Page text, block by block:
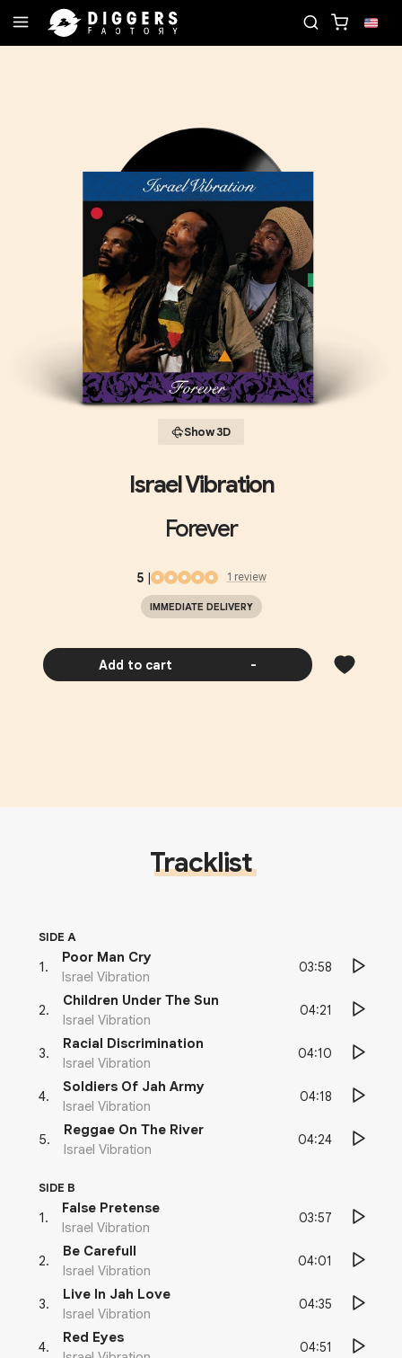
Show 3D
Israel Vibration
Forever
5| 1 review
IMMEDIATE DELIVERY
Add to cart -
Tracklist
SIDE A
1 .
Poor Man Cry
Israel Vibration
03:58
2.
Children Under The Sun
Israel Vibration
04:21
3.
Racial Discrimination
Israel Vibration
04:10
4.
Soldiers Of Jah Army
Israel Vibration
04:18
5.
Reggae On The River
Israel Vibration
04:24
SIDE B
1 .
False Pretense
Israel Vibration
03:57
2.
Be Carefull
Israel Vibration
04:01
3.
Live In Jah Love
Israel Vibration
04:35
4.
Red Eyes
04:51